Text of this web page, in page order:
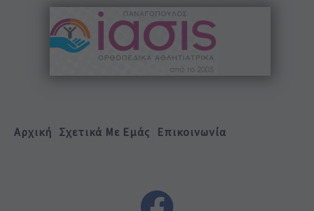
Αρχική Σχετικά Με Εμάς Επικοινωνία